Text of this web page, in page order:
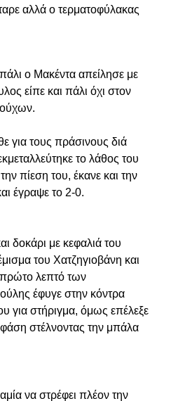
αλλά ο τερματοφύλακας
ο Μακέντα απείλησε με
είπε και πάλι όχι στον
για τους πράσινους διά
το λάθος του
πίεση του, έκανε και την
έγραψε το 2-0.
δοκάρι με κεφαλιά του
του Χατζηγιοβάνη και
λεπτό των
έφυγε στην κόντρα
για στήριγμα, όμως επέλεξε
στέλνοντας την μπάλα
να στρέφει πλέον την